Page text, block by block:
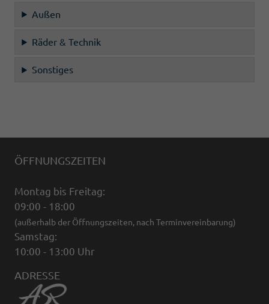
Außen
Räder & Technik
Sonstiges
ÖFFNUNGSZEITEN
Montag bis Freitag:
09:00 - 18:00
(außerhalb der Öffnungszeiten, nach Terminvereinbarung)
Samstag:
10:00 - 13:00 Uhr
ADRESSE